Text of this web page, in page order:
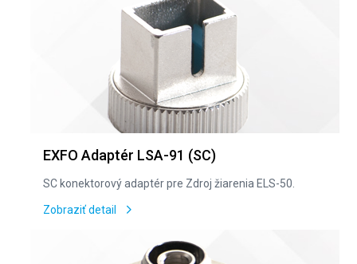
EXFO Adaptér LSA-91 (SC)
SC konektorový adaptér pre Zdroj žiarenia ELS-50.
Zobraziť detail